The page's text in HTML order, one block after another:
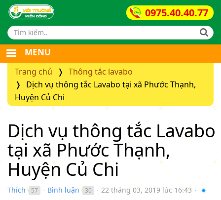
0975.40.40.77
Search form
MENU
Trang chủ
Thông tắc lavabo
Dịch vụ thông tắc Lavabo tại xã Phước Thạnh,
Huyện Củ Chi
Dịch vụ thông tắc Lavabo
tại xã Phước Thạnh,
Huyện Củ Chi
Thích 57 ● Bình luận 30 ● 22 tháng 03, 2019 lúc 16:43 ●